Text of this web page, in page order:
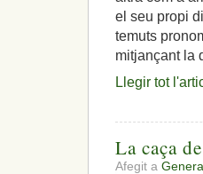
problema
el seu propi
temuts
mitjançant la
Llegir tot
La caça
Afegit a